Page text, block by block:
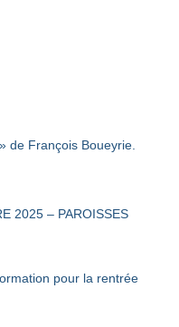
de François Boueyrie.
2025 – PAROISSES
pour la rentrée